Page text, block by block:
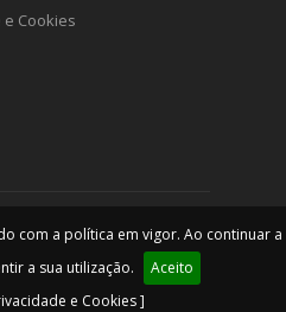
com a política em vigor. Ao continuar a
a sua utilização.
Aceito
e Cookies ]
Cookies
Metálicas, lda. Todos os direitos